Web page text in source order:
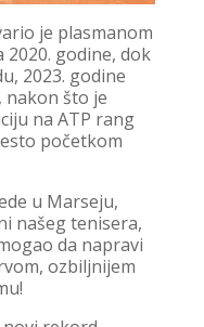
je plasmanom
godine, dok
2023. godine
nakon što je
na ATP rang
početkom
u Marseju,
našeg tenisera,
da napravi
ozbiljnijem